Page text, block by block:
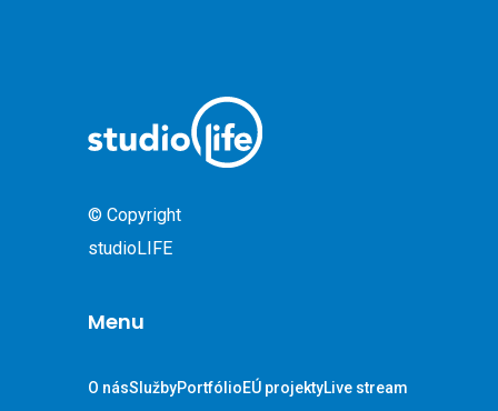
© Copyright
studioLIFE
Menu
O násSlužbyPortfólioEÚ projektyLive stream